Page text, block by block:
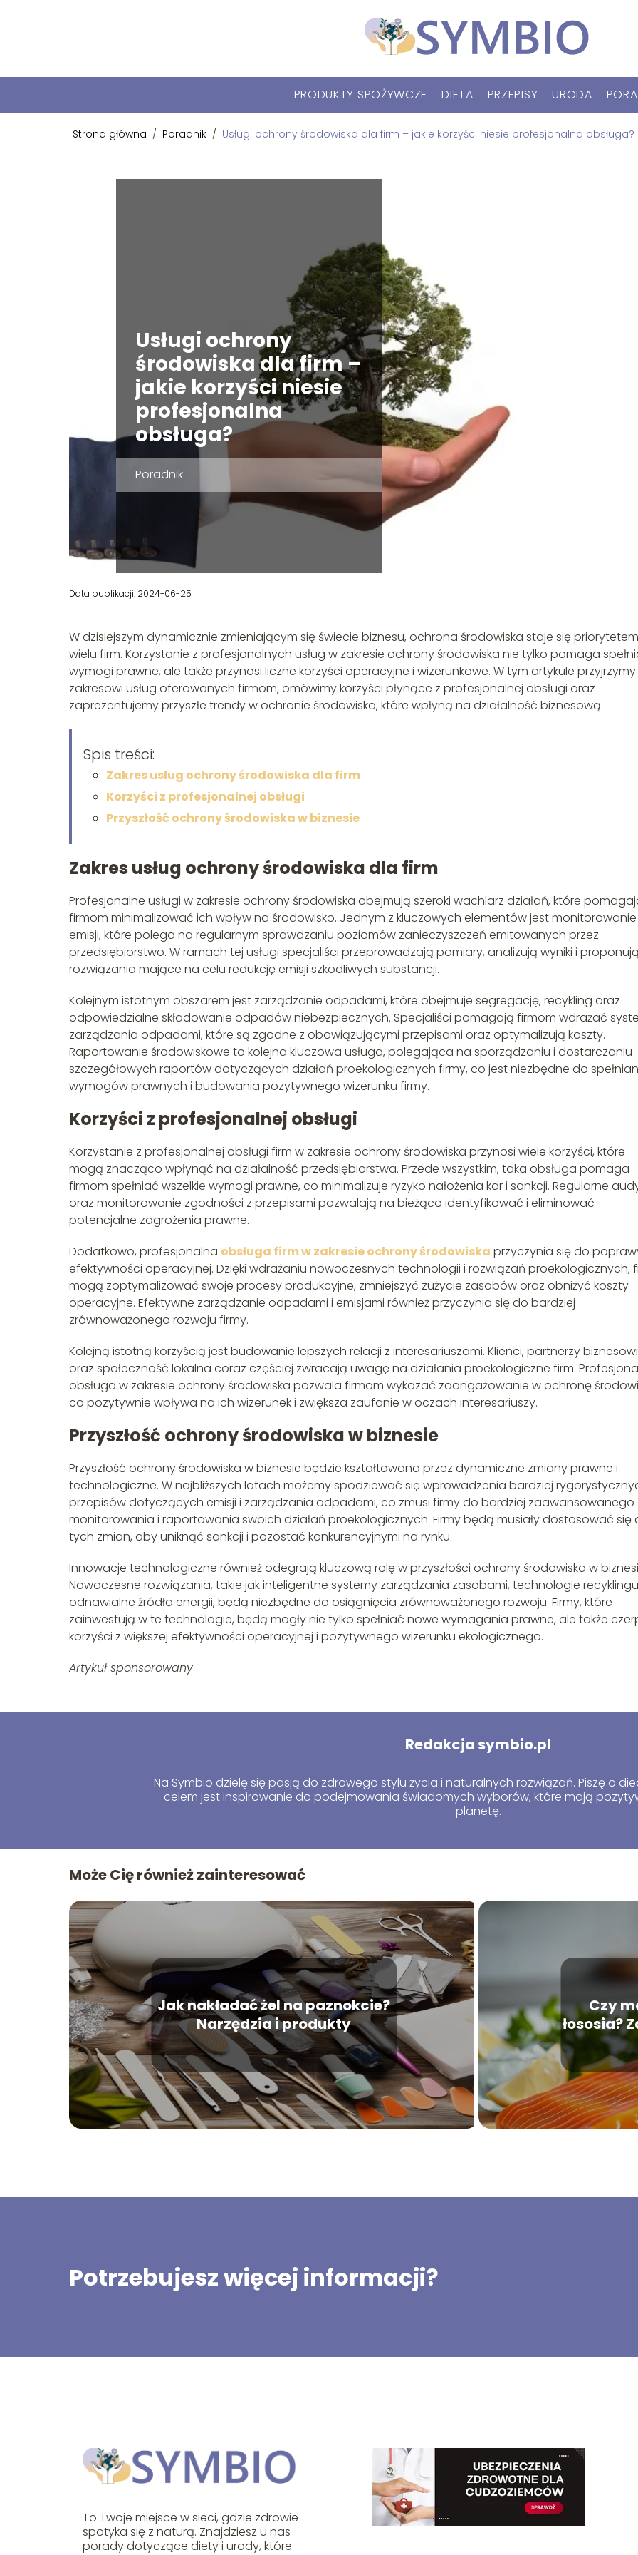
PRODUKTY SPOŻYWCZE DIETA PRZEPISY URODA
Strona główna / Poradnik / Usługi ochrony środowiska dla firm – jakie korzyści niesie profesjonalna obsługa?
Usługi ochrony
środowiska dla firm –
jakie korzyści niesie
profesjonalna
obsługa?
Poradnik
Data publikacji: 2024-06-25
W dzisiejszym dynamicznie zmieniającym się świecie biznesu, ochrona środowiska staje się
wielu firm. Korzystanie z profesjonalnych usług w zakresie ochrony środowiska nie tylko pomaga
wymogi prawne, ale także przynosi liczne korzyści operacyjne i wizerunkowe. W tym artykule przyjrzymy
zakresowi usług oferowanych firmom, omówimy korzyści płynące z profesjonalnej obsługi oraz
zaprezentujemy przyszłe trendy w ochronie środowiska, które wpłyną na działalność biznesową.
Spis treści:
Zakres usług ochrony środowiska dla firm
Korzyści z profesjonalnej obsługi
Przyszłość ochrony środowiska w biznesie
Zakres usług ochrony środowiska dla firm
Profesjonalne usługi w zakresie ochrony środowiska obejmują szeroki wachlarz działań, które
firmom minimalizować ich wpływ na środowisko. Jednym z kluczowych elementów jest monitorowanie
emisji, które polega na regularnym sprawdzaniu poziomów zanieczyszczeń emitowanych przez
przedsiębiorstwo. W ramach tej usługi specjaliści przeprowadzają pomiary, analizują wyniki i proponują
rozwiązania mające na celu redukcję emisji szkodliwych substancji.
Kolejnym istotnym obszarem jest zarządzanie odpadami, które obejmuje segregację, recykling oraz
odpowiedzialne składowanie odpadów niebezpiecznych. Specjaliści pomagają firmom wdrażać
zarządzania odpadami, które są zgodne z obowiązującymi przepisami oraz optymalizują koszty.
Raportowanie środowiskowe to kolejna kluczowa usługa, polegająca na sporządzaniu i dostarczaniu
szczegółowych raportów dotyczących działań proekologicznych firmy, co jest niezbędne do
wymogów prawnych i budowania pozytywnego wizerunku firmy.
Korzyści z profesjonalnej obsługi
Korzystanie z profesjonalnej obsługi firm w zakresie ochrony środowiska przynosi wiele korzyści, które
mogą znacząco wpłynąć na działalność przedsiębiorstwa. Przede wszystkim, taka obsługa pomaga
firmom spełniać wszelkie wymogi prawne, co minimalizuje ryzyko nałożenia kar i sankcji. Regularne
oraz monitorowanie zgodności z przepisami pozwalają na bieżąco identyfikować i eliminować
potencjalne zagrożenia prawne.
Dodatkowo, profesjonalna obsługa firm w zakresie ochrony środowiska przyczynia się do
efektywności operacyjnej. Dzięki wdrażaniu nowoczesnych technologii i rozwiązań proekologicznych,
mogą zoptymalizować swoje procesy produkcyjne, zmniejszyć zużycie zasobów oraz obniżyć koszty
operacyjne. Efektywne zarządzanie odpadami i emisjami również przyczynia się do bardziej
zrównoważonego rozwoju firmy.
Kolejną istotną korzyścią jest budowanie lepszych relacji z interesariuszami. Klienci, partnerzy biznesowi
oraz społeczność lokalna coraz częściej zwracają uwagę na działania proekologiczne firm.
obsługa w zakresie ochrony środowiska pozwala firmom wykazać zaangażowanie w ochronę
co pozytywnie wpływa na ich wizerunek i zwiększa zaufanie w oczach interesariuszy.
Przyszłość ochrony środowiska w biznesie
Przyszłość ochrony środowiska w biznesie będzie kształtowana przez dynamiczne zmiany prawne i
technologiczne. W najbliższych latach możemy spodziewać się wprowadzenia bardziej
przepisów dotyczących emisji i zarządzania odpadami, co zmusi firmy do bardziej zaawansowanego
monitorowania i raportowania swoich działań proekologicznych. Firmy będą musiały dostosować się
tych zmian, aby uniknąć sankcji i pozostać konkurencyjnymi na rynku.
Innowacje technologiczne również odegrają kluczową rolę w przyszłości ochrony środowiska w
Nowoczesne rozwiązania, takie jak inteligentne systemy zarządzania zasobami, technologie
odnawialne źródła energii, będą niezbędne do osiągnięcia zrównoważonego rozwoju. Firmy, które
zainwestują w te technologie, będą mogły nie tylko spełniać nowe wymagania prawne, ale także
korzyści z większej efektywności operacyjnej i pozytywnego wizerunku ekologicznego.
Artykuł sponsorowany
Redakcja symbio.pl
Na Symbio dzielę się pasją do zdrowego stylu życia i naturalnych rozwiązań. Piszę o
celem jest inspirowanie do podejmowania świadomych wyborów, które mają
planetę.
Może Cię również zainteresować
Jak nakładać żel na paznokcie?
Narzędzia i produkty
Czy
łososia?
Potrzebujesz więcej informacji?
To Twoje miejsce w sieci, gdzie zdrowie
spotyka się z naturą. Znajdziesz u nas
porady dotyczące diety i urody, które